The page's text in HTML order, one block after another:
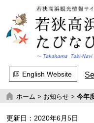
English Website
ホーム > お知らせ >今年
更新日：2020年6月5日